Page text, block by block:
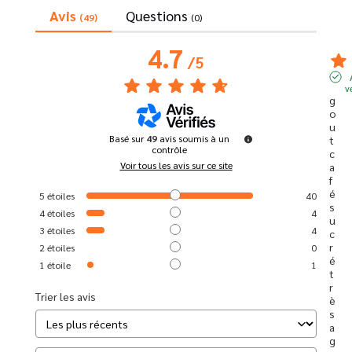
Avis (49) Questions (0)
4.7/5
Basé sur49 avis soumis à un
contrôle
Voir tous les avis sur ce site
5 étoiles
40
4étoiles
4
3 étoiles
4
2 étoiles
0
1 étoile 1
Trier les avis
g
o
u
t
c
a
f
é
s
u
c
r
é
t
r
è
s
a
g